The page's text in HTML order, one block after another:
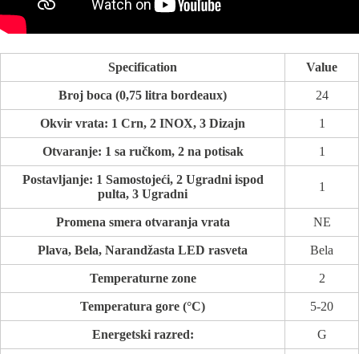
Specification Value
Broj boca (0,75 litra bordeaux) 24
Okvir vrata: 1 Crn, 2 INOX, 3 Dizajn 1
Otvaranje: 1 sa ručkom, 2 na potisak 1
Postavljanje: 1 Samostojeći, 2 Ugradni ispod
pulta, 3 Ugradni
1
Promena smera otvaranja vrata NE
Plava, Bela, Narandžasta LED rasveta Bela
Temperaturne zone 2
Temperatura gore (°C) 5-20
Energetski razred: G